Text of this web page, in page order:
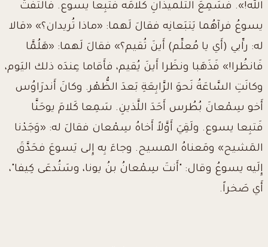
الله!». فسَمِعَ التِّلْميذانِ كَلامَه فتَبِعا يسوع. فَالتَفَتَ
يسوعُ فرآهُما يَتبَعانِه فقالَ لَهما: «ماذا تُريدان؟» «قالا
له: راِّبي (أَي يا مُعلِّم) أَينَ تُقيم؟» فقالَ لَهما: «هَلُمَّا
فَانظُرا!» فَذَهَبا ونظَرا أَينَ يُقيم، فأَقاما عِندَه ذلك اليَوم،
وكانَتِ السَّاعَةُ نَحوَ الرَّابِعَةِ بَعدَ الظُّهْر. وكانَ أَندرَاوُس
أَخو سِمْعانَ بُطُرس أَحَدَ اللَّذينِ. سَمِعا كَلامَ يوحَنَّا
فَتبِعا يسوع. ولَقِيَ أَوَّلاً أَخاهُ سِمْعان فقالَ له: «وَجَدْنا
المَشيح» ومَعناهُ المسيح. وجاءَ بِه إِلى يَسوعَ فحَدَّقَ
إِلَيه يسوعُ وقال: "أَنتَ سِمْعانُ بنُ يونا، وسَتُدعَى كِيفا"،
أَي صَخراً.